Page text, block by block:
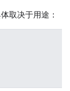
取决于用途：